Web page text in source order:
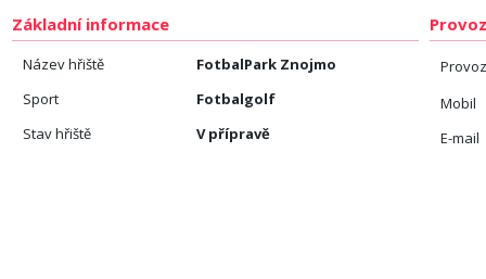
Základní informace
Název hřiště
FotbalPark Znojmo
Sport
Fotbalgolf
Stav hřiště
V přípravě
Mobil
E-mail